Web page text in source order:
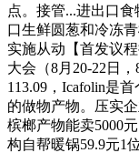
点。接管...进出口
口生鲜圆葱和冷冻
实施从动【首发议
大会（8月20-22日
113.09，Icafolin是
的做物产物。压实
槟榔产物能卖5000
构自帮暖锅59.9元1